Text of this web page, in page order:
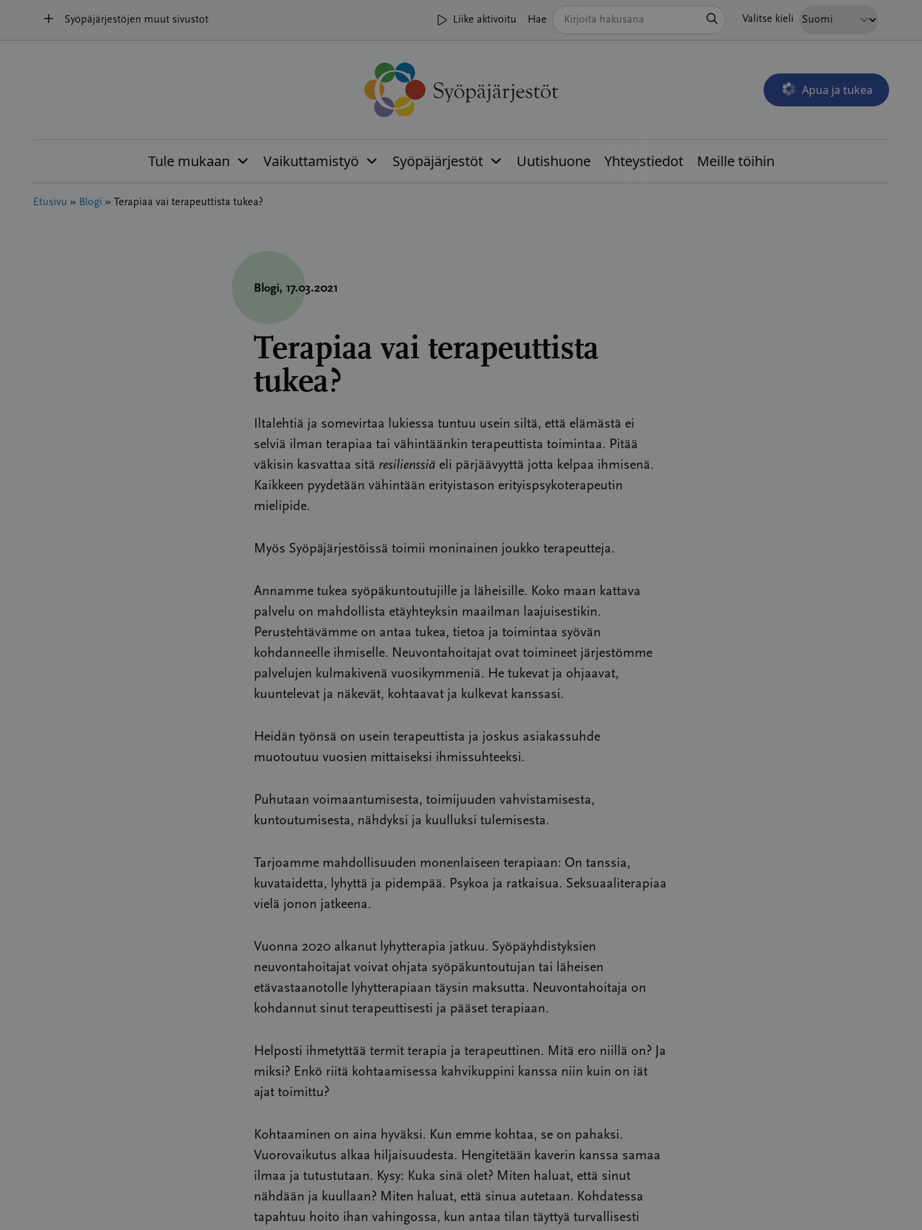
sisältöön
Syöpäjärjestöjen muut sivustot Liike aktivoitu Hae Valitse kieli
Apua ja tukea
Avautuu uudessa
Tule mukaan Vaikuttamistyö Syöpäjärjestöt Uutishuone Yhteystiedot Meille töihin
Etusivu » Blogi » Terapiaa vai terapeuttista tukea?
Blogi, 17.03.2021
Terapiaa vai terapeuttista
tukea?
Iltalehtiä ja somevirtaa lukiessa tuntuu usein siltä, että elämästä ei
selviä ilman terapiaa tai vähintäänkin terapeuttista toimintaa. Pitää
väkisin kasvattaa sitä resilienssiä eli pärjäävyyttä jotta kelpaa ihmisenä.
Kaikkeen pyydetään vähintään erityistason erityispsykoterapeutin
mielipide.
Myös Syöpäjärjestöissä toimii moninainen joukko terapeutteja.
Annamme tukea syöpäkuntoutujille ja läheisille. Koko maan kattava
palvelu on mahdollista etäyhteyksin maailman laajuisestikin.
Perustehtävämme on antaa tukea, tietoa ja toimintaa syövän
kohdanneelle ihmiselle. Neuvontahoitajat ovat toimineet järjestömme
palvelujen kulmakivenä vuosikymmeniä. He tukevat ja ohjaavat,
kuuntelevat ja näkevät, kohtaavat ja kulkevat kanssasi.
Heidän työnsä on usein terapeuttista ja joskus asiakassuhde
muotoutuu vuosien mittaiseksi ihmissuhteeksi.
Puhutaan voimaantumisesta, toimijuuden vahvistamisesta,
kuntoutumisesta, nähdyksi ja kuulluksi tulemisesta.
Tarjoamme mahdollisuuden monenlaiseen terapiaan: On tanssia,
kuvataidetta, lyhyttä ja pidempää. Psykoa ja ratkaisua. Seksuaaliterapiaa
vielä jonon jatkeena.
Vuonna 2020 alkanut lyhytterapia jatkuu. Syöpäyhdistyksien
neuvontahoitajat voivat ohjata syöpäkuntoutujan tai läheisen
etävastaanotolle lyhytterapiaan täysin maksutta. Neuvontahoitaja on
kohdannut sinut terapeuttisesti ja pääset terapiaan.
Helposti ihmetyttää termit terapia ja terapeuttinen. Mitä ero niillä on? Ja
miksi? Enkö riitä kohtaamisessa kahvikuppini kanssa niin kuin on iät
ajat toimittu?
Kohtaaminen on aina hyväksi. Kun emme kohtaa, se on pahaksi.
Vuorovaikutus alkaa hiljaisuudesta. Hengitetään kaverin kanssa samaa
ilmaa ja tutustutaan. Kysy: Kuka sinä olet? Miten haluat, että sinut
nähdään ja kuullaan? Miten haluat, että sinua autetaan. Kohdatessa
tapahtuu hoito ihan vahingossa, kun antaa tilan täyttyä turvallisesti